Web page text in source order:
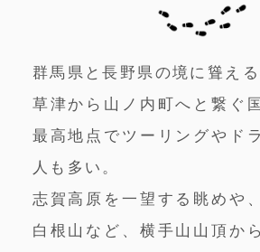
群馬県と長野県の境に聳える
草津から山ノ内町へと繋ぐ
最高地点でツーリングやド
人も多い。
志賀高原を一望する眺めや
白根山など、横手山山頂か